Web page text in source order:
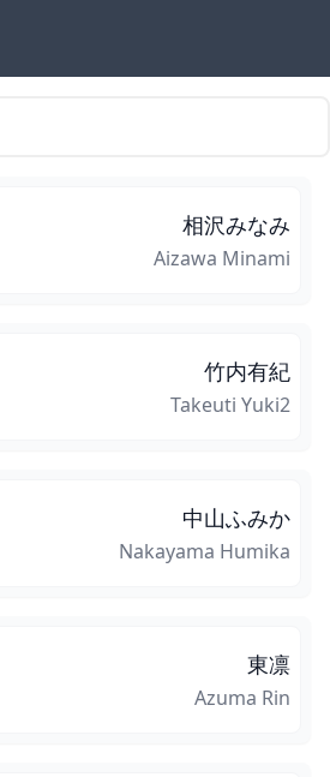
相沢みなみ
Aizawa Minami
竹内有紀
Takeuti Yuki2
中山ふみか
Nakayama Humika
東凛
Azuma Rin